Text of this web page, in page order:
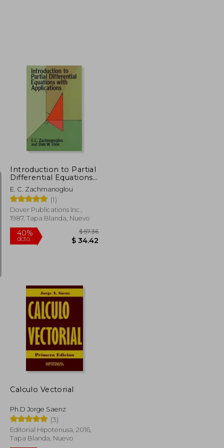
$ 100.94
$ 55.51
45%
dcto.
$ 47.00
Introduction to Partial
Differential Equations
With Applications
(Dover Books on
Mathematics) (en
Inglés)
E. C. Zachmanoglou
(1)
Dover Publications Inc.,
1987, Tapa Blanda, Nuevo
40%
Calculo Vectorial
Ph.D Jorge Saenz
(3)
Editorial Hipotenusa, 2016,
Tapa Blanda, Nuevo